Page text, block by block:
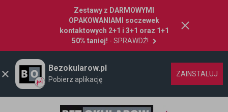
Zestawy z DARMOWYMI
OPAKOWANIAMI soczewek
kontaktowych 2+1 i 3+1 oraz 1+1
50% taniej! - SPRAWDŹ!
Bezokularow.pl
Pobierz aplikację
ZAINSTALUJ